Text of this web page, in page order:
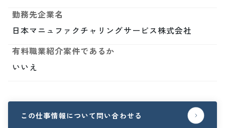
勤務先企業名
日本マニュファクチャリングサービス株式会社
有料職業紹介案件であるか
いいえ
この仕事情報について問い合わせる